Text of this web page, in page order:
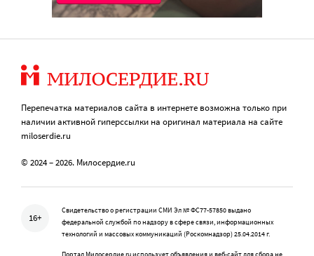
Перепечатка материалов сайта в интернете возможна только при
наличии активной гиперссылки на оригинал материала на сайте
miloserdie.ru
© 2024 – 2026. Милосердие.ru
16+
Свидетельство о регистрации СМИ Эл № ФС77-57850 выдано
федеральной службой по надзору в сфере связи, информационных
технологий и массовых коммуникаций (Роскомнадзор) 25.04.2014 г.